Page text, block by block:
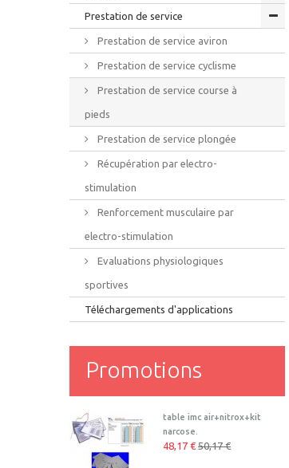
Prestation de service
Prestation de service aviron
Prestation de service cyclisme
Prestation de service course à
pieds
Prestation de service plongée
Récupération par electro-
stimulation
Renforcement musculaire par
electro-stimulation
Evaluations physiologiques
sportives
Téléchargements d'applications
Promotions
table imc air+nitrox+kit
narcose.
48,17 € 50,17 €